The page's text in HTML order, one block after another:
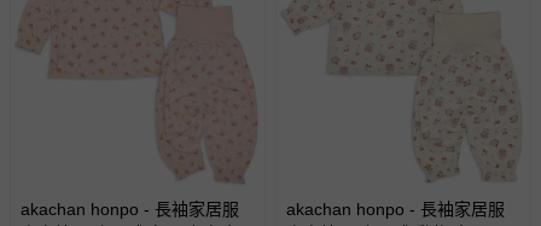
akachan honpo - 長袖家居服
akachan honpo - 長袖家居服